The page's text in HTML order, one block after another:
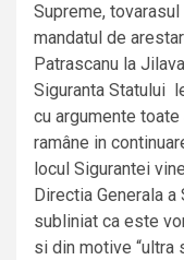
Supreme,
mandatul de
Patrascanu la
Siguranta Statului
cu argumente
ramâne in
locul Sigurantei
Directia Generala
subliniat ca este
si din motive “ultra